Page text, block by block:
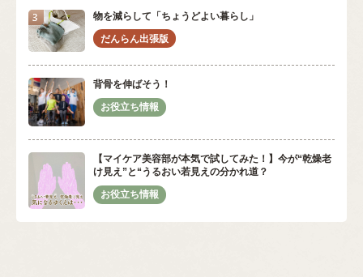
物を減らして「ちょうどよい暮らし」
背骨を伸ばそう！
【マイケア美容部が本気で試してみた！】今が“乾燥老
け見え”と“うるおい若見えの分かれ道？